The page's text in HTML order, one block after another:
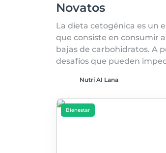
Novatos
La dieta cetogénica es un
que consiste en consumir
bajas de carbohidratos. A
desafíos que pueden
Nutri AI Lana
Bienestar